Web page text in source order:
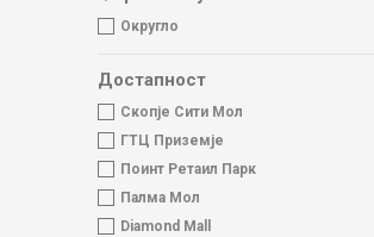
Округло
Достапност
Скопје Сити Мол
ГТЦ Приземје
Поинт Ретаил Парк
Палма Мол
Diamond Mall